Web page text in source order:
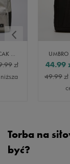
ADIDAS PLECAK CLASSICS AOP 2
zł
44.99
49.99zł
Torba na
być?